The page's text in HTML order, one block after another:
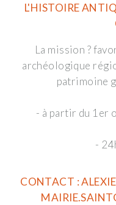
L'HISTOIRE
La mission ?
archéologique
patrimoine
- à partir du 1er
-
CONTACT :